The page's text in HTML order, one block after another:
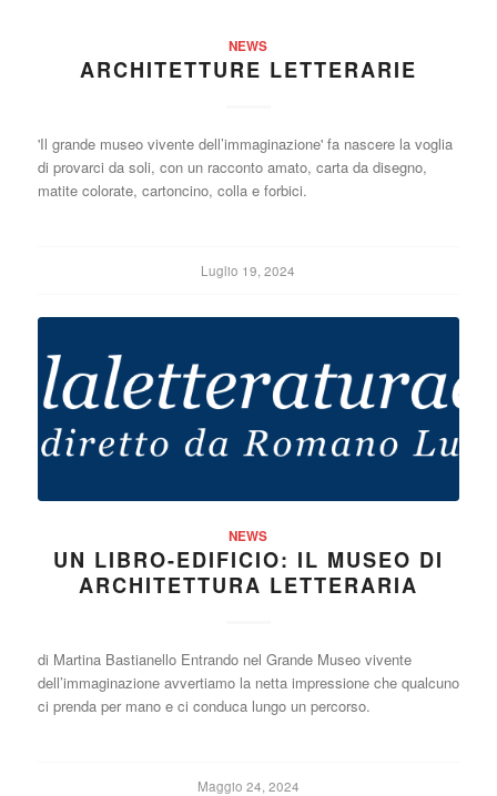
NEWS
ARCHITETTURE LETTERARIE
'Il grande museo vivente dell’immaginazione' fa nascere la voglia
di provarci da soli, con un racconto amato, carta da disegno,
matite colorate, cartoncino, colla e forbici.
Luglio 19, 2024
NEWS
UN LIBRO-EDIFICIO: IL MUSEO DI
ARCHITETTURA LETTERARIA
di Martina Bastianello Entrando nel Grande Museo vivente
dell’immaginazione avvertiamo la netta impressione che qualcuno
ci prenda per mano e ci conduca lungo un percorso.
Maggio 24, 2024